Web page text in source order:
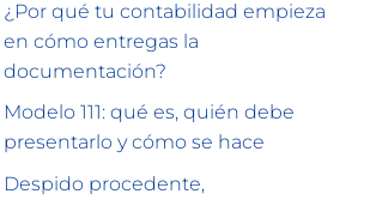
¿Por qué tu contabilidad empieza
en cómo entregas la
documentación?
Modelo 111: qué es, quién debe
presentarlo y cómo se hace
Despido procedente,